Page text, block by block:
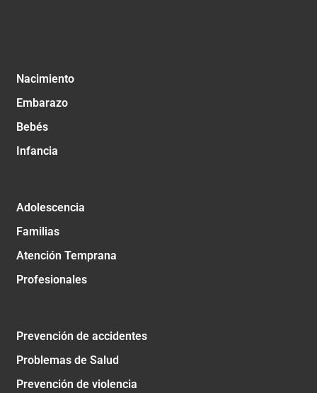
Nacimiento
Embarazo
Bebés
Infancia
Adolescencia
Familias
Atención Temprana
Profesionales
Prevención de accidentes
Problemas de Salud
Prevención de violencia